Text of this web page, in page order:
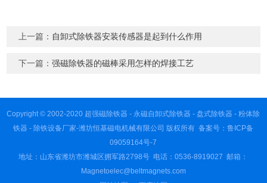
上一篇： 自卸式除铁器安装传感器是起到什么作用
下一篇：强磁除铁器的磁棒采用怎样的焊接工艺
Copyright © 2002-2020 超强磁除铁器 - 永磁自卸式除铁器 - 盘式除铁器 - 粉体除
铁器 - 除铁设备厂家-潍坊恒基磁电机械有限公司 版权所有备案号：鲁ICP备
09059164号-7
地址：山东省潍坊市潍城区拥军路2798号 电话：0536-8919027 邮箱：
Magnetoelec@beltmagnets.com